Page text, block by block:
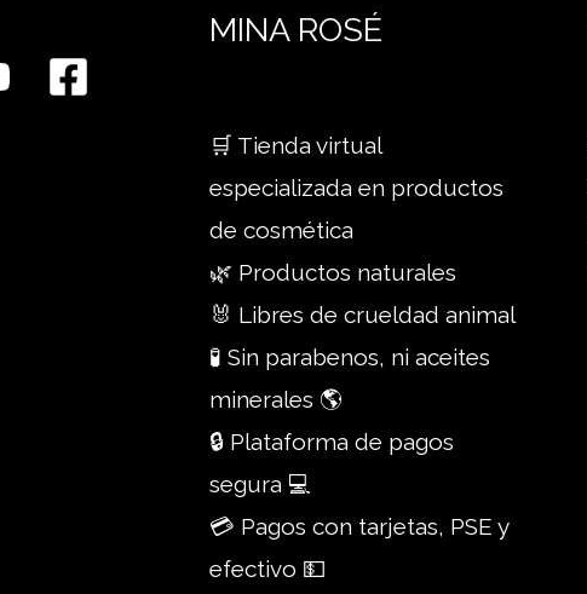
MINA ROSÉ
🛒 Tienda virtual
especializada en productos
de cosmética
🌿 Productos naturales
🐰 Libres de crueldad animal
🧪 Sin parabenos, ni aceites
minerales 🌎
🔒 Plataforma de pagos
segura 💻
💳 Pagos con tarjetas, PSE y
efectivo 💵